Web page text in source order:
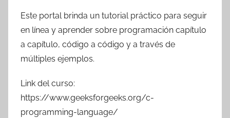
Este portal brinda un tutorial práctico para seguir
en línea y aprender sobre programación capítulo
a capítulo, código a código y a través de
múltiples ejemplos.
Link del curso:
https://www.geeksforgeeks.org/c-
programming-language/